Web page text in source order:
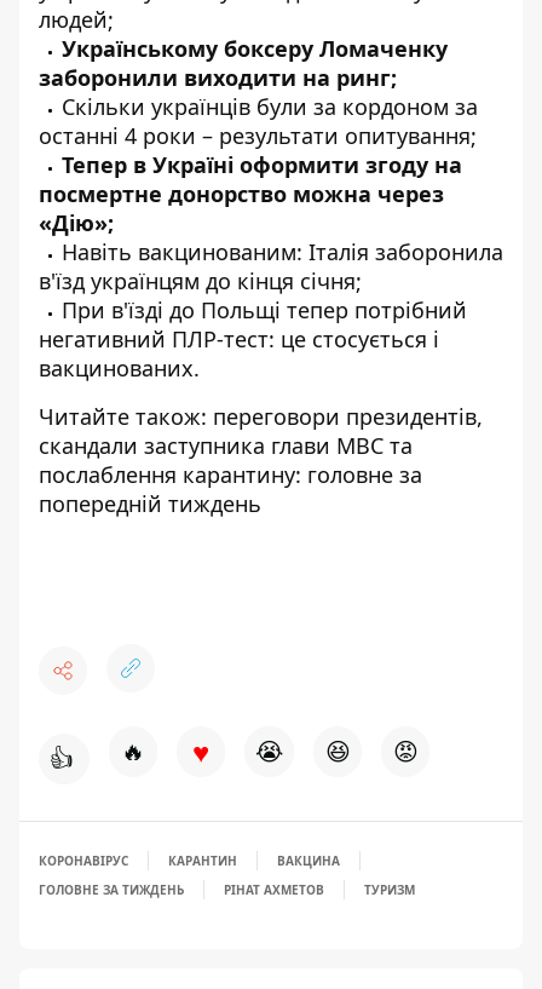
людей;
Українському боксеру Ломаченку
заборонили виходити на ринг;
Скільки українців були за кордоном за
останні 4 роки – результати опитування;
Тепер в Україні оформити згоду на
посмертне донорство можна через
«Дію»;
Навіть вакцинованим: Італія заборонила
в'їзд українцям до кінця січня;
При в'їзді до Польщі тепер потрібний
негативний ПЛР-тест: це стосується і
вакцинованих.
Читайте також: переговори президентів,
скандали заступника глави МВС та
послаблення карантину: головне за
попередній тиждень
👍 🔥 ♥ 😭 😆 😡
КОРОНАВІРУС КАРАНТИН
ВАКЦИНА
ГОЛОВНЕ ЗА ТИЖДЕНЬ
РІНАТ АХМЕТОВ ТУРИЗМ